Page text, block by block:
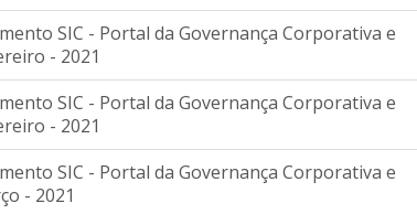
SIC - Portal da Governança Corporativa e
- 2021
SIC - Portal da Governança Corporativa e
- 2021
SIC - Portal da Governança Corporativa e
- 2021